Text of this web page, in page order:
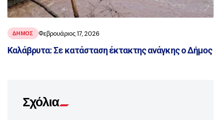
ΔΗΜΟΣ Φεβρουάριος 17, 2026
Καλάβρυτα: Σε κατάσταση έκτακτης ανάγκης ο Δήμος
Σχόλια